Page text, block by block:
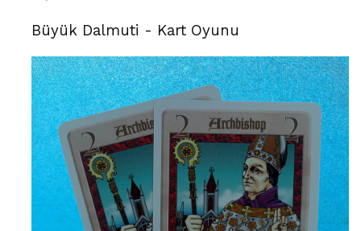
Büyük Dalmuti - Kart Oyunu